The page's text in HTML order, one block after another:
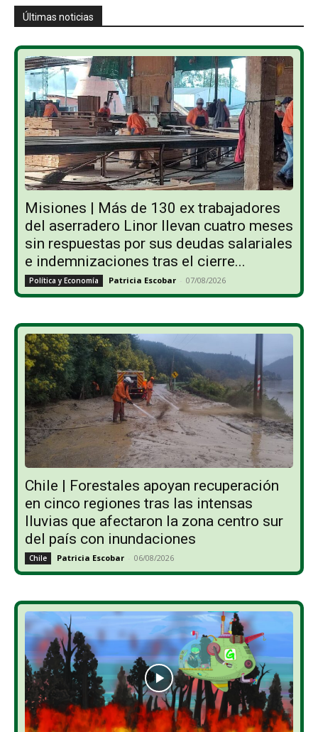
Últimas noticias
Misiones | Más de 130 ex trabajadores
del aserradero Linor llevan cuatro meses
sin respuestas por sus deudas salariales
e indemnizaciones tras el cierre...
Política y Economía Patricia Escobar - 07/08/2026
Chile | Forestales apoyan recuperación
en cinco regiones tras las intensas
lluvias que afectaron la zona centro sur
del país con inundaciones
Chile Patricia Escobar - 06/08/2026